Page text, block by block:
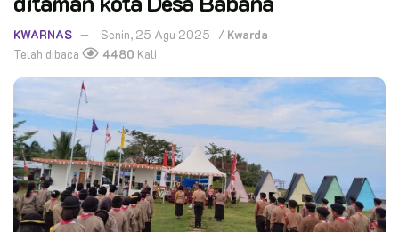
KWARNAS Senin, 25 Agu 2025 / Kwarda
Telah dibaca
4480 Kali